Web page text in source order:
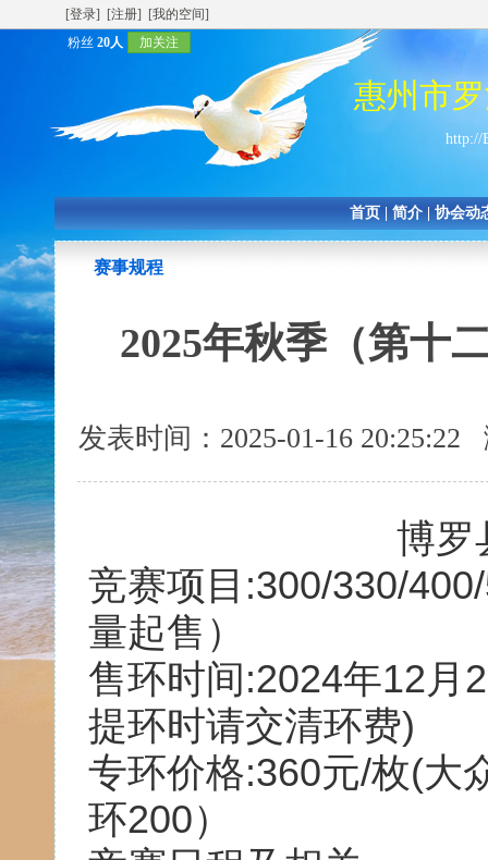
[登录] [注册]
[我的空间]
粉丝 20人 加关注
惠州市
http://
首页 简介 协会动
赛事规程
2025年秋季（第十
发表时间：2025-01-16
博罗
竞赛项目:300/330/
量起售）
售环时间:2024年12月
提环时请交清环费)
专环价格:360元/枚(大
环200）